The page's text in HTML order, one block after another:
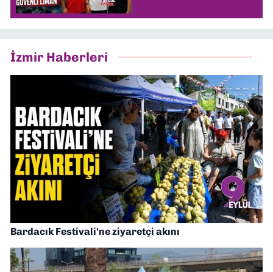
İzmir Haberleri
Bardacık Festivali'ne ziyaretçi akını